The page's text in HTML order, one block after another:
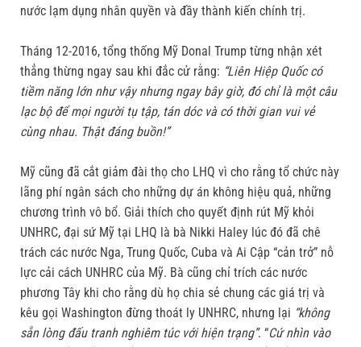
nước lạm dụng nhân quyền và đầy thành kiến chính trị.
Tháng 12-2016, tổng thống Mỹ Donal Trump từng nhận xét
thẳng thừng ngay sau khi đắc cử rằng: “Liên Hiệp Quốc có
tiềm năng lớn như vậy nhưng ngay bây giờ, đó chỉ là một câu
lạc bộ để mọi người tụ tập, tán dóc và có thời gian vui vẻ
cùng nhau. Thật đáng buồn!”
Mỹ cũng đã cắt giảm đài thọ cho LHQ vì cho rằng tổ chức này
lãng phí ngân sách cho những dự án không hiệu quả, những
chương trình vô bổ. Giải thích cho quyết định rút Mỹ khỏi
UNHRC, đại sứ Mỹ tại LHQ là bà Nikki Haley lúc đó đã chê
trách các nước Nga, Trung Quốc, Cuba và Ai Cập “cản trở” nỗ
lực cải cách UNHRC của Mỹ. Bà cũng chỉ trích các nước
phương Tây khi cho rằng dù họ chia sẻ chung các giá trị và
kêu gọi Washington đừng thoát ly UNHRC, nhưng lại “không
sẵn lòng đấu tranh nghiêm túc với hiện trạng”. “Cứ nhìn vào